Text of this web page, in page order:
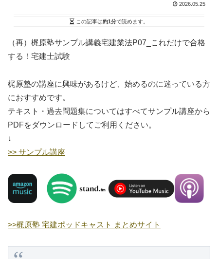
2026.05.25
この記事は約1分で読めます。
（再）梶原塾サンプル講義宅建業法P07_これだけで合格
する！宅建士試験
梶原塾の講座に興味があるけど、始めるのに迷っている方
におすすめです。
テキスト・過去問題集についてはすべてサンプル講座から
PDFをダウンロードしてご利用ください。
↓
>> サンプル講座
>>梶原塾 宅建ポッドキャスト まとめサイト